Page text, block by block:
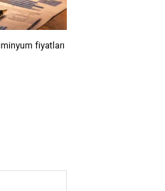
fiyatları